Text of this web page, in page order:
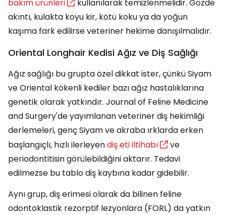
bakım ürünleri
kullanılarak temizlenmelidir. Gözde
akıntı, kulakta koyu kir, kötü koku ya da yoğun
kaşıma fark edilirse veteriner hekime danışılmalıdır.
Oriental Longhair Kedisi Ağız ve Diş Sağlığı
Ağız sağlığı bu grupta özel dikkat ister, çünkü Siyam
ve Oriental kökenli kediler bazı ağız hastalıklarına
genetik olarak yatkındır. Journal of Feline Medicine
and Surgery'de yayımlanan veteriner diş hekimliği
derlemeleri, genç Siyam ve akraba ırklarda erken
başlangıçlı, hızlı ilerleyendiş eti iltihabı
ve
periodontitisin görülebildiğini aktarır. Tedavi
edilmezse bu tablo diş kaybına kadar gidebilir.
Aynı grup, diş erimesi olarak da bilinen feline
odontoklastik rezorptif lezyonlara (FORL) da yatkın